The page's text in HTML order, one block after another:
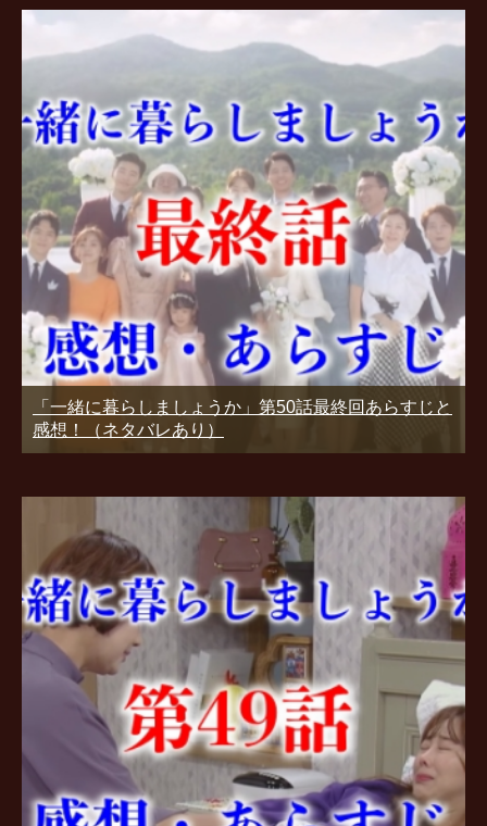
「一緒に暮らしましょうか」第50話最終回あらすじと
感想！（ネタバレあり）